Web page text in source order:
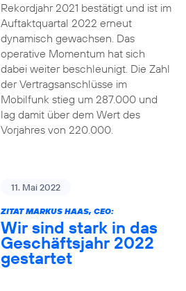
Rekordjahr 2021 bestätigt und ist im
Auftaktquartal 2022 erneut
dynamisch gewachsen. Das
operative Momentum hat sich
dabei weiter beschleunigt. Die Zahl
der Vertragsanschlüsse im
Mobilfunk stieg um 287.000 und
lag damit über dem Wert des
Vorjahres von 220.000.
11. Mai 2022
ZITAT MARKUS HAAS, CEO:
Wir sind stark in das
Geschäftsjahr 2022
gestartet